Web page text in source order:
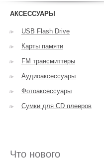
АКСЕССУАРЫ
USB Flash Drive
Карты памяти
FM трансмиттеры
Аудиоаксессуары
Фотоаксессуары
Сумки для CD плееров
Что нового